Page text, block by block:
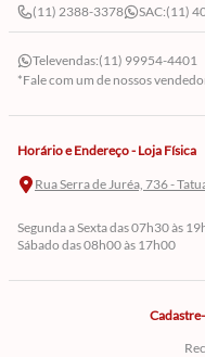
(11) 2388-3378 SAC:(11)
Televendas:(11) 99954-4401
*Fale com um de nossos
Horário e Endereço - Loja Física
Rua Serra de Juréa, 736 -
Segunda a Sexta das 07h30 às
Sábado das 08h00 às 17h00